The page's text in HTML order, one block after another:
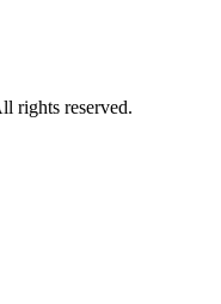
rights reserved.